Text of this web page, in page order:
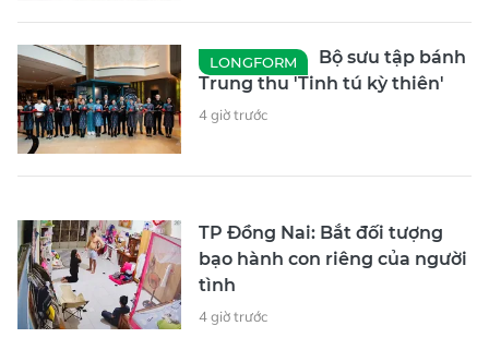
LONGFORM
Bộ sưu tập bánh
Trung thu 'Tinh tú kỳ thiên'
4 giờ trước
TP Đồng Nai: Bắt đối tượng
bạo hành con riêng của người
tình
4 giờ trước